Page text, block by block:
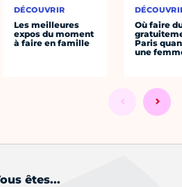
DÉCOUVRIR
Les meilleures
expos du moment
à faire en famille
Où faire
Paris
une
êtes...